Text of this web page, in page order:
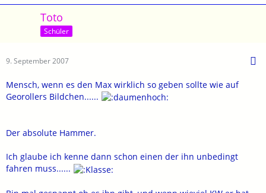
Toto
Schüler
9. September 2007
Mensch, wenn es den Max wirklich so geben sollte wie auf
Georollers Bildchen......
Der absolute Hammer.
Ich glaube ich kenne dann schon einen der ihn unbedingt
fahren muss......